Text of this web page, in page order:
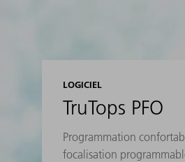
LOGICIEL
TruTops PFO
Programmation
focalisation